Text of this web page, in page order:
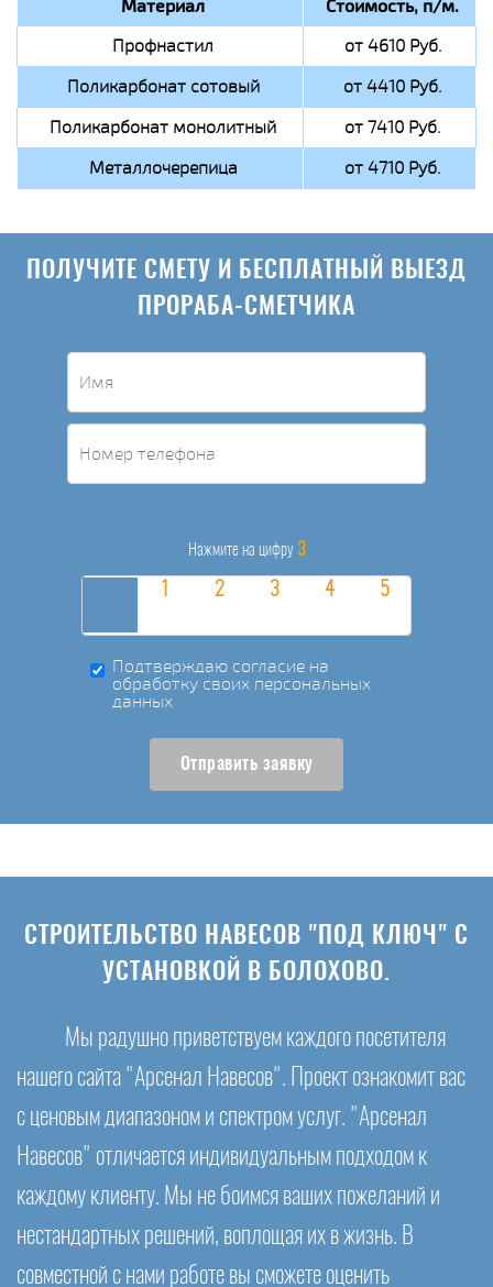
Материал Стоимость, п/м.
Профнастил
от 4610 Руб.
Поликарбонат сотовый
от 4410 Руб.
Поликарбонат монолитный
от 7410 Руб.
Металлочерепица
от 4710 Руб.
ПОЛУЧИТЕ СМЕТУ И БЕСПЛАТНЫЙ ВЫЕЗД
ПРОРАБА-СМЕТЧИКА
Нажмите на цифру 3
Подтверждаю согласие на
обработку своих персональных
данных
Отправить заявку
СТРОИТЕЛЬСТВО НАВЕСОВ "ПОД КЛЮЧ" С
УСТАНОВКОЙ В БОЛОХОВО.
Мы радушно приветствуем каждого посетителя
нашего сайта "Арсенал Навесов". Проект ознакомит вас
с ценовым диапазоном и спектром услуг. "Арсенал
Навесов" отличается индивидуальным подходом к
каждому клиенту. Мы не боимся ваших пожеланий и
нестандартных решений, воплощая их в жизнь. В
совместной с нами работе вы сможете оценить